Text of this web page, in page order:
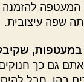
המעטפה
שפה עיצובית.
גם כך